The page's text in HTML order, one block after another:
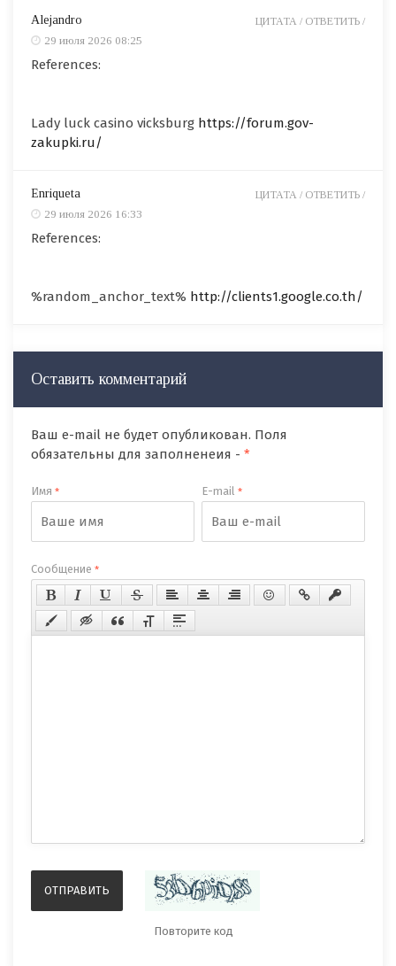
Alejandro
29 июля 2026 08:25
References:
Lady luck casino vicksburg https://forum.gov-
zakupki.ru/
ЦИТАТА / ОТВЕТИТЬ /
Enriqueta
29 июля 2026 16:33
References:
%random_anchor_text% http://clients1.google.co.th/
ЦИТАТА / ОТВЕТИТЬ /
Оставить комментарий
Ваш e-mail не будет опубликован. Поля
обязательны для заполненеия - *
Имя * E-mail*
Сообщение *